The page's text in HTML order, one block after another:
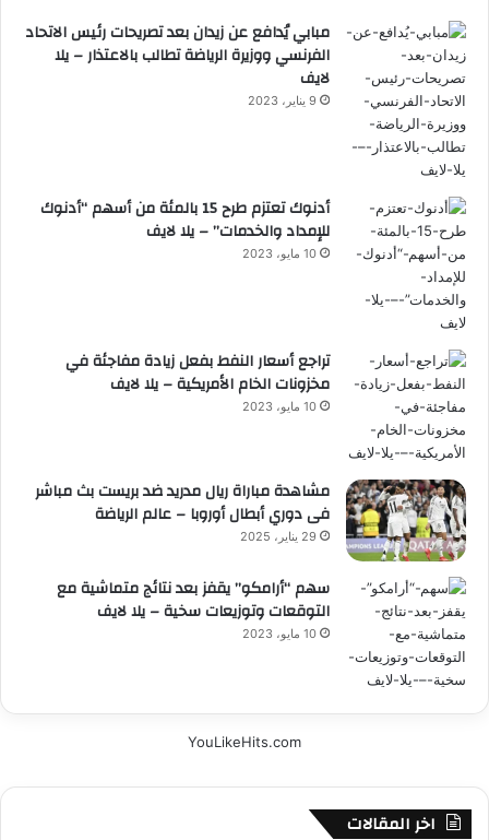
مبابي يُدافع عن زيدان بعد تصريحات رئيس الاتحاد
الفرنسي ووزيرة الرياضة تطالب بالاعتذار – يلا
لايف
9 يناير، 2023
أدنوك تعتزم طرح 15 بالمئة من أسهم “أدنوك
للإمداد والخدمات” – يلا لايف
10 مايو، 2023
تراجع أسعار النفط بفعل زيادة مفاجئة في
مخزونات الخام الأمريكية – يلا لايف
10 مايو، 2023
مشاهدة مباراة ريال مدريد ضد بريست بث مباشر
فى دوري أبطال أوروبا – عالم الرياضة
29 يناير، 2025
سهم “أرامكو” يقفز بعد نتائج متماشية مع
التوقعات وتوزيعات سخية – يلا لايف
10 مايو، 2023
YouLikeHits.com
اخر المقالات